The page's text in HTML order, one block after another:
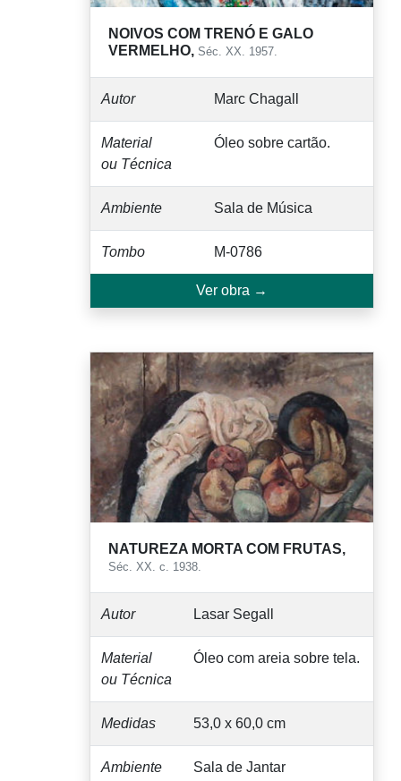
NOIVOS COM TRENÓ E GALO
VERMELHO, Séc. XX. 1957.
Autor Marc Chagall
Material
ou Técnica
Óleo sobre cartão.
Ambiente Sala de Música
Tombo M-0786
Ver obra →
NATUREZA MORTA COM FRUTAS,
Séc. XX. c. 1938.
Autor Lasar Segall
Material
ou Técnica
Óleo com areia sobre tela.
Medidas 53,0 x 60,0 cm
Ambiente Sala de Jantar